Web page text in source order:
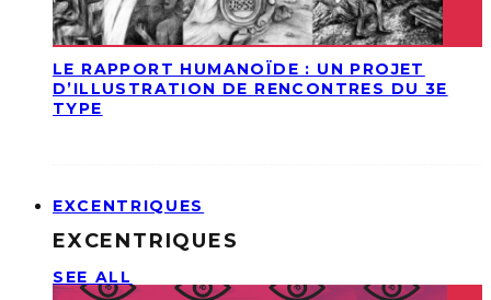
LE RAPPORT HUMANOÏDE : UN PROJET
D’ILLUSTRATION DE RENCONTRES DU 3E
TYPE
EXCENTRIQUES
EXCENTRIQUES
SEE ALL